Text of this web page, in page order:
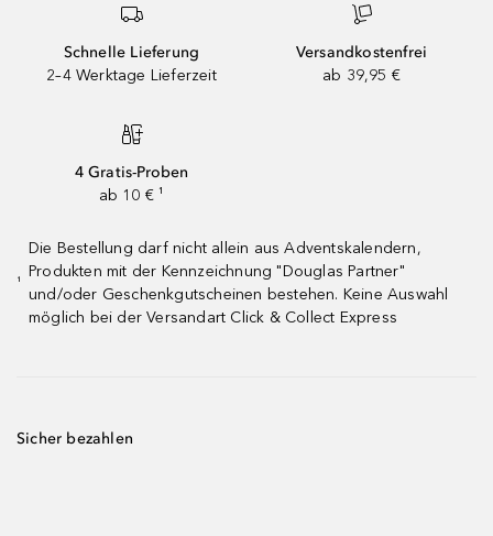
Schnelle Lieferung
2–4 Werktage Lieferzeit
Versandkostenfrei
ab 39,95 €
4 Gratis-Proben
ab 10 € ¹
¹
Die Bestellung darf nicht allein aus Adventskalendern,
Produkten mit der Kennzeichnung "Douglas Partner"
und/oder Geschenkgutscheinen bestehen. Keine Auswahl
möglich bei der Versandart Click & Collect Express
Sicher bezahlen